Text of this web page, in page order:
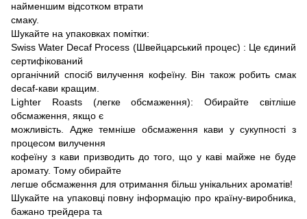
найменшим відсотком втрати
смаку.
Шукайте на упаковках помітки:
Swiss Water Decaf Process (Швейцарський процес) : Це єдиний
сертифікований
органічний спосіб вилучення кофеїну. Він також робить смак
decaf-кави кращим.
Lighter Roasts (легке обсмаження): Обирайте світліше
обсмаження, якщо є
можливість. Адже темніше обсмаження кави у сукупності з
процесом вилучення
кофеїну з кави призводить до того, що у каві майже не буде
аромату. Тому обирайте
легше обсмаження для отримання більш унікальних ароматів!
Шукайте на упаковці повну інформацію про країну-виробника,
бажано трейдера та